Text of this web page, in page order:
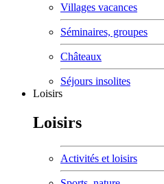
Villages vacances
Séminaires, groupes
Châteaux
Séjours insolites
Loisirs
Loisirs
Activités et loisirs